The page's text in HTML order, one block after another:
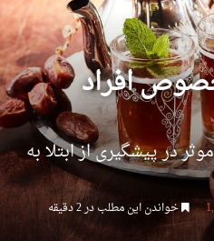
افراد
در پیشگیری از ابتلا به
خواندن این مطلب در 2 دقیقه